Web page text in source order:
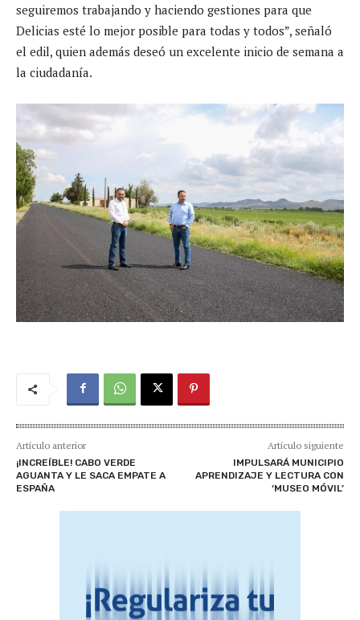
seguiremos trabajando y haciendo gestiones para que
Delicias esté lo mejor posible para todas y todos”, señaló
el edil, quien además deseó un excelente inicio de semana a
la ciudadanía.
Artículo anterior
¡INCREÍBLE! CABO VERDE
AGUANTA Y LE SACA EMPATE A
ESPAÑA
Artículo siguiente
IMPULSARÁ MUNICIPIO
APRENDIZAJE Y LECTURA CON
‘MUSEO MÓVIL’